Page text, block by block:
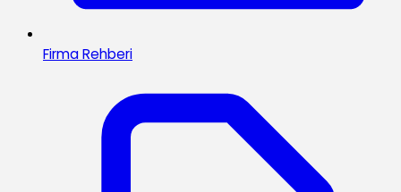
Firma Rehberi